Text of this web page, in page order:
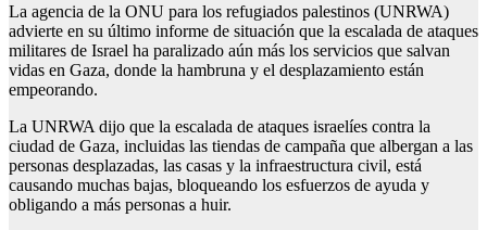
La agencia de la ONU para los refugiados palestinos (UNRWA)
advierte en su último informe de situación que la escalada de ataques
militares de Israel ha paralizado aún más los servicios que salvan
vidas en Gaza, donde la hambruna y el desplazamiento están
empeorando.
La UNRWA dijo que la escalada de ataques israelíes contra la
ciudad de Gaza, incluidas las tiendas de campaña que albergan a las
personas desplazadas, las casas y la infraestructura civil, está
causando muchas bajas, bloqueando los esfuerzos de ayuda y
obligando a más personas a huir.